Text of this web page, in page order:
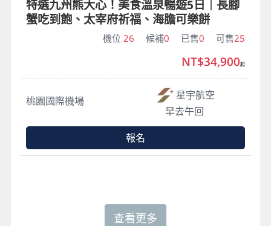
特選九州熊大心！美食溫泉暢遊5日｜長腳
蟹吃到飽、太宰府祈福、海膽可樂餅
機位 26 候補0 已售0 可售25
桃園國際機場
星宇航空
早去午回
NT$34,900起
報名
查看更多